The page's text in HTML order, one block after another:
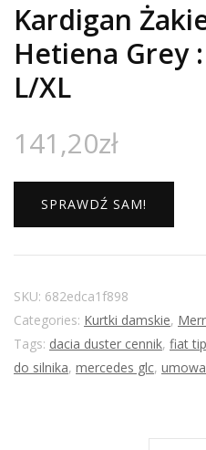
Kardigan
Hetiena Grey
L/XL
141,20zł
SPRAWDŹ SAM!
SKU: 682edca1f898
Categories: Kurtki damskie,
Tags: dacia duster cennik, fiat
do silnika, mercedes glc,